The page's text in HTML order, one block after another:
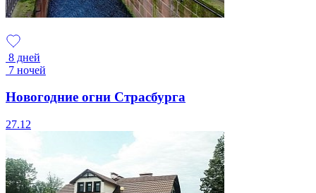
8 дней
7 ночей
Новогодние огни Страсбурга
27.12